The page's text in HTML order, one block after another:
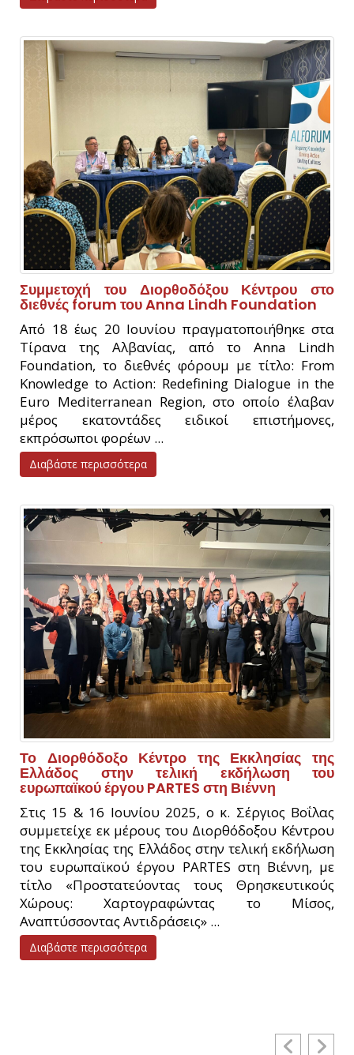
Συμμετοχή του Διορθοδόξου Κέντρου στο
διεθνές forum του Anna Lindh Foundation
Από 18 έως 20 Ιουνίου πραγματοποιήθηκε στα
Τίρανα της Αλβανίας, από το Anna Lindh
Foundation, το διεθνές φόρουμ με τίτλο: From
Knowledge to Action: Redefining Dialogue in the
Euro Mediterranean Region, στο οποίο έλαβαν
μέρος εκατοντάδες ειδικοί επιστήμονες,
εκπρόσωποι φορέων ...
Διαβάστε περισσότερα
Το Διορθόδοξο Κέντρο της Εκκλησίας της
Ελλάδος στην τελική εκδήλωση του
ευρωπαϊκού έργου PARTES στη Βιέννη
Στις 15 & 16 Ιουνίου 2025, ο κ. Σέργιος Βοΐλας
συμμετείχε εκ μέρους του Διορθόδοξου Κέντρου
της Εκκλησίας της Ελλάδος στην τελική εκδήλωση
του ευρωπαϊκού έργου PARTES στη Βιέννη, με
τίτλο «Προστατεύοντας τους Θρησκευτικούς
Χώρους: Χαρτογραφώντας το Μίσος,
Αναπτύσσοντας Αντιδράσεις» ...
Διαβάστε περισσότερα